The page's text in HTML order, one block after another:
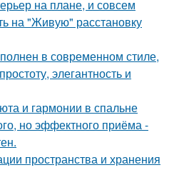
на плане, и совсем
на "Живую" расстановку
в современном стиле,
элегантность и
и гармонии в спальне
но эффектного приёма -
пространства и хранения